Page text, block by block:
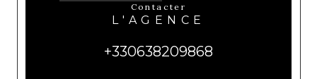
contacter
L'AGENCE
+330638209868